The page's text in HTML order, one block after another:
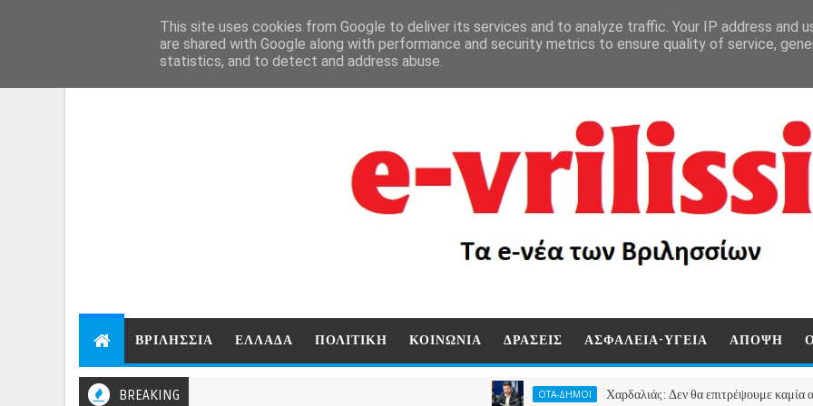
ΒΡΙΛΗΣΣΙΑ ΕΛΛΑΔΑ ΠΟΛΙΤΙΚΗ ΚΟΙΝΩΝΙΑ ΔΡΑΣΕΙΣ ΑΣΦΑΛΕΙΑ-ΥΓΕΙΑ ΑΠΟΨΗ
BREAKING ΟΤΑ-ΔΗΜΟΙ Χαρδαλιάς: Δεν θα επιτρέψουμε καμία
This site uses cookies from Google to deliver its services and to analyze traffic. Your IP address and
are shared with Google along with performance and security metrics to ensure quality of service,
statistics, and to detect and address abuse.